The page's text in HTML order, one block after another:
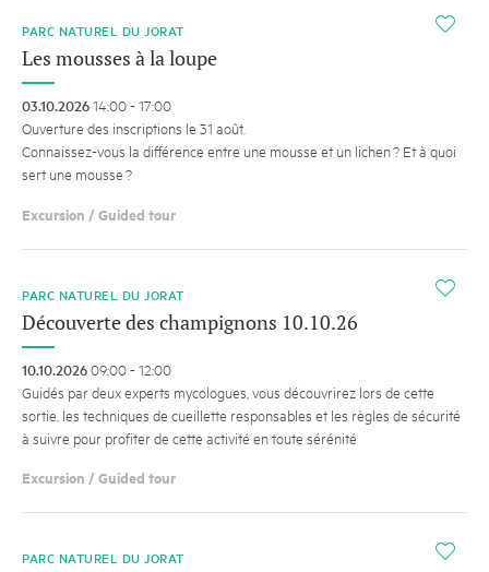
i
PARC NATUREL DU JORAT
Les mousses à la loupe
03.10.202614:00 - 17:00
Ouverture des inscriptions le 31 août.
Connaissez-vous la différence entre une mousse et un lichen ? Et à quoi
sert une mousse ?
Excursion / Guided tour
i
PARC NATUREL DU JORAT
Découverte des champignons 10.10.26
10.10.202609:00 - 12:00
Guidés par deux experts mycologues, vous découvrirez lors de cette
sortie, les techniques de cueillette responsables et les règles de sécurité
à suivre pour profiter de cette activité en toute sérénité
Excursion / Guided tour
i
PARC NATUREL DU JORAT